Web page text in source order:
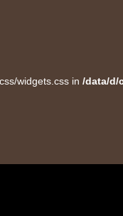
widgets.css in /data/d/